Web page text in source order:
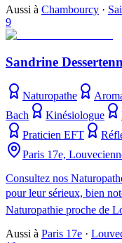
Aussi à Chambourcy ·
9
Sandrine
Naturopathe
Bach
Kinésiologue
Praticien EFT
Paris 17e,
Consultez nos
pour leur sérieux, bien
Naturopathie proche de
Aussi à Paris 17e ·